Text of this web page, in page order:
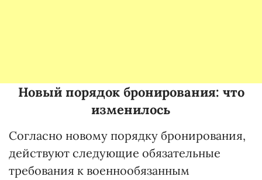
Новый порядок бронирования: что
изменилось
Согласно новому порядку бронирования,
действуют следующие обязательные
требования к военнообязанным